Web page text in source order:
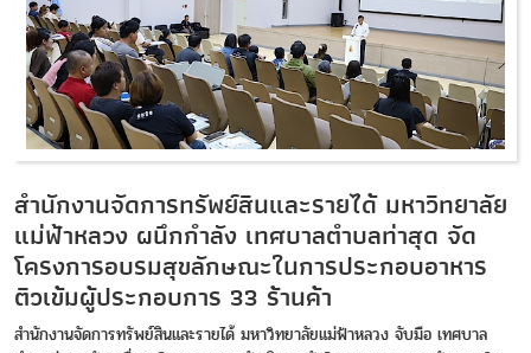
สำนักงานจัดการทรัพย์สินและรายได้ มหาวิทยาลัย
แม่ฟ้าหลวง ผนึกกำลัง เทศบาลตำบลท่าสุด จัด
โครงการอบรมสุขลักษณะในการประกอบอาหาร
ติวเข้มผู้ประกอบการ 33 ร้านค้า
สำนักงานจัดการทรัพย์สินและรายได้ มหาวิทยาลัยแม่ฟ้าหลวง จับมือ เทศบาล